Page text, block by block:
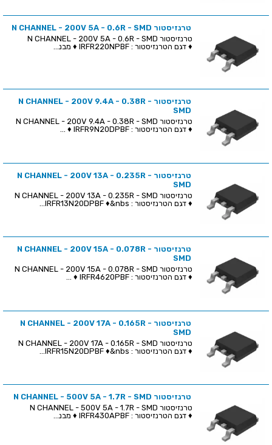
טרנזיסטור N CHANNEL - 200V 5A - 0.6R - SMD
♦ דגם הטרנזיסטור : IRFR220NPBF ♦ מבנ...
טרנזיסטור N CHANNEL - 200V 9.4A - 0.38R -
SMD
♦ דגם הטרנזיסטור : IRFR9N20DPBF ♦ ...
טרנזיסטור N CHANNEL - 200V 13A - 0.235R -
SMD
♦ דגם הטרנזיסטור : IRFR13N20DPBF ♦&nbs...
טרנזיסטור N CHANNEL - 200V 15A - 0.078R -
SMD
♦ דגם הטרנזיסטור : IRFR4620PBF ♦ ...
טרנזיסטור N CHANNEL - 200V 17A - 0.165R -
SMD
♦ דגם הטרנזיסטור : IRFR15N20DPBF ♦&nbs...
טרנזיסטור N CHANNEL - 500V 5A - 1.7R - SMD
♦ דגם הטרנזיסטור : IRFR430APBF ♦ מבנ...